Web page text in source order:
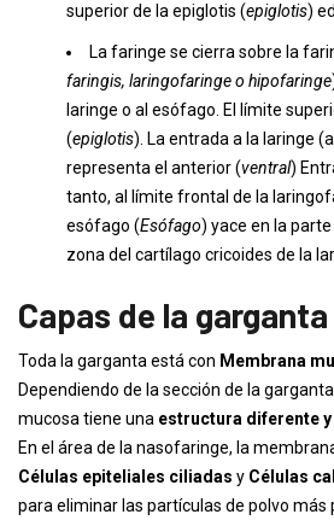
superior de la epiglotis (epiglotis)
La faringe se cierra sobre la
faringis, laringofaringe o hipofaringe
laringe o al esófago. El límite
(epiglotis). La entrada a la laringe
representa el anterior (ventral)
tanto, al límite frontal de la
esófago (Esófago) yace en la
zona del cartílago cricoides de la
Capas de la garganta
Toda la garganta está con Membrana
Dependiendo de la sección de la
mucosa tiene una estructura diferente
En el área de la nasofaringe, la
Células epiteliales ciliadas y Células
para eliminar las partículas de polvo más